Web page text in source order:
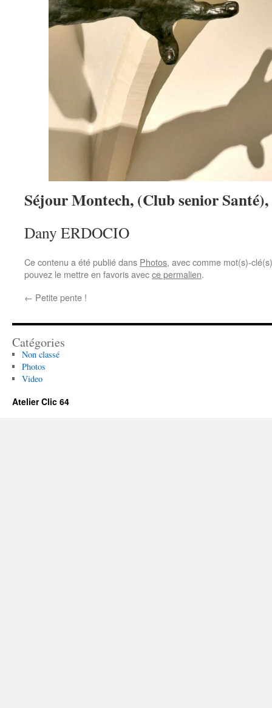
Séjour Montech, (Club senior
Dany ERDOCIO
Ce contenu a été publié dans Photos, avec comme mot(s)-
pouvez le mettre en favoris avecce permalien.
← Petite pente !
Catégories
Non classé
Photos
Video
Atelier Clic 64